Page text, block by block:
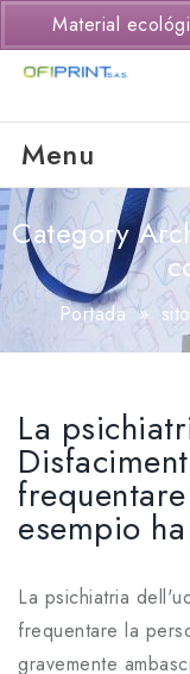
Menu
Category
Portada »
La
esempio
La psichiatria
frequentare la
gravemente
Material